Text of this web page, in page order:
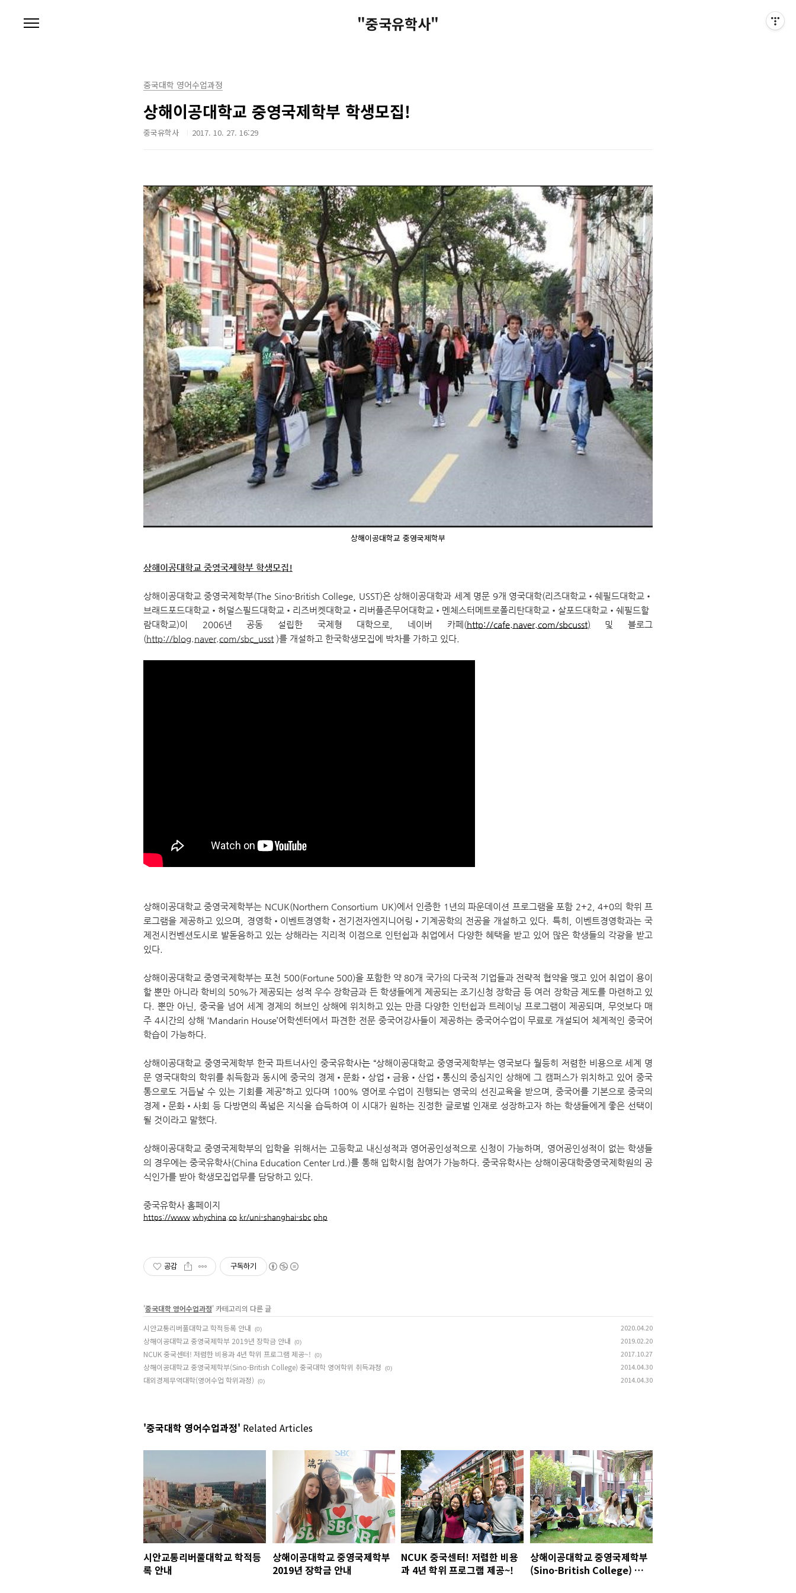
"중국유학사"
중국대학 영어수업과정
상해이공대학교 중영국제학부 학생모집!
중국유학사 2017. 10. 27. 16:29
상해이공대학교 중영국제학부
상해이공대학교 중영국제학부 학생모집!
상해이공대학교 중영국제학부(The Sino-British College, USST)은 상해이공대학과 세계 명문 9개 영국대학(리즈대학교•쉐필드대학교•
브래드포드대학교•허덜스필드대학교•리즈버켓대학교•리버플존무어대학교•멘체스터메트로폴리탄대학교•살포드대학교•쉐필드할
람대학교)이 2006년 공동 설립한 국제형 대학으로, 네이버 카페(http://cafe.naver.com/sbcusst) 및 블로그
(http://blog.naver.com/sbc_usst )를 개설하고 한국학생모집에 박차를 가하고 있다.
상해이공대학교 중영국제학부는 NCUK(Northern Consortium UK)에서 인증한 1년의 파운데이션 프로그램을 포함 2+2, 4+0의 학위 프
로그램을 제공하고 있으며, 경영학•이벤트경영학•전기전자엔지니어링•기계공학의 전공을 개설하고 있다. 특히, 이벤트경영학과는 국
제전시컨벤션도시로 발돋음하고 있는 상해라는 지리적 이점으로 인턴쉽과 취업에서 다양한 혜택을 받고 있어 많은 학생들의 각광을 받고
있다.
상해이공대학교 중영국제학부는 포천 500(Fortune 500)을 포함한 약 80개 국가의 다국적 기업들과 전략적 협약을 맺고 있어 취업이 용이
할 뿐만 아니라 학비의 50%가 제공되는 성적 우수 장학금과 든 학생들에게 제공되는 조기신청 장학금 등 여러 장학금 제도를 마련하고 있
다. 뿐만 아닌, 중국을 넘어 세계 경제의 허브인 상해에 위치하고 있는 만큼 다양한 인턴쉽과 트레이닝 프로그램이 제공되며, 무엇보다 매
주 4시간의 상해 ‘Mandarin House’어학센터에서 파견한 전문 중국어강사들이 제공하는 중국어수업이 무료로 개설되어 체계적인 중국어
학습이 가능하다.
상해이공대학교 중영국제학부한국 파트너사인 중국유학사는 “상해이공대학교 중영국제학부는 영국보다 월등히 저렴한 비용으로 세계 명
문 영국대학의 학위를 취득함과 동시에 중국의 경제•문화•상업•금융•산업•통신의 중심지인 상해에 그 캠퍼스가 위치하고 있어 중국
통으로도 거듭날 수 있는 기회를 제공”하고 있다며 100% 영어로 수업이 진행되는 영국의 선진교육을 받으며, 중국어를 기본으로 중국의
경제•문화•사회 등 다방면의 폭넓은 지식을 습득하여 이 시대가 원하는 진정한 글로벌 인재로 성장하고자 하는 학생들에게 좋은 선택이
될 것이라고 말했다.
상해이공대학교 중영국제학부의 입학을 위해서는 고등학교 내신성적과 영어공인성적으로 신청이 가능하며, 영어공인성적이 없는 학생들
의 경우에는 중국유학사(China Education Center Lrd.)를 통해 입학시험 참여가 가능하다. 중국유학사는 상해이공대학중영국제학원의 공
식인가를 받아 학생모집업무를 담당하고 있다.
중국유학사 홈페이지
https://www.whychina.co.kr/uni-shanghai-sbc.php
공감 구독하기
'중국대학 영어수업과정' 카테고리의 다른 글
시안교통리버풀대학교 학적등록 안내
(0) 2020.04.20
상해이공대학교 중영국제학부 2019년 장학금 안내 (0) 2019.02.20
NCUK 중국센터! 저렴한 비용과 4년 학위 프로그램 제공~! (0) 2017.10.27
상해이공대학교 중영국제학부(Sino-British College) 중국대학 영어학위 취득과정 (0) 2014.04.30
대외경제무역대학(영어수업 학위과정) (0) 2014.04.30
'중국대학 영어수업과정' Related Articles
시안교통리버풀대학교 학적등
록 안내
상해이공대학교 중영국제학부
2019년 장학금 안내
NCUK 중국센터! 저렴한 비용
과 4년 학위 프로그램 제공~!
상해이공대학교 중영국제학부
(Sino-British College) 중국